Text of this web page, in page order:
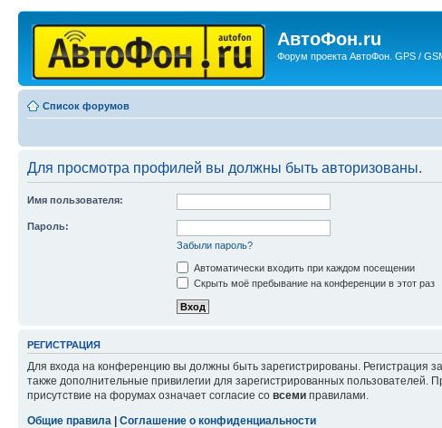
АвтоФон.ru
Форум проекта АвтоФон. GPS /
Список форумов
Для просмотра профилей вы должны быть авторизованы.
Имя пользователя:
Пароль:
Забыли пароль?
Автоматически входить при каждом посещении
Скрыть моё пребывание на конференции в этот раз
РЕГИСТРАЦИЯ
Для входа на конференцию вы должны быть зарегистрированы. Регистрация
также дополнительные привилегии для зарегистрированных
присутствие на форумах означает согласие со всеми правилами.
Общие правила | Соглашение о конфиденциальности